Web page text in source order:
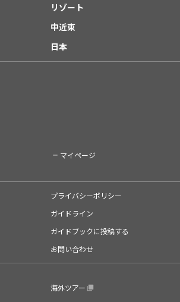
リゾート
中近東
日本
マイページ
プライバシーポリシー
ガイドライン
ガイドブックに投稿する
お問い合わせ
海外ツアー